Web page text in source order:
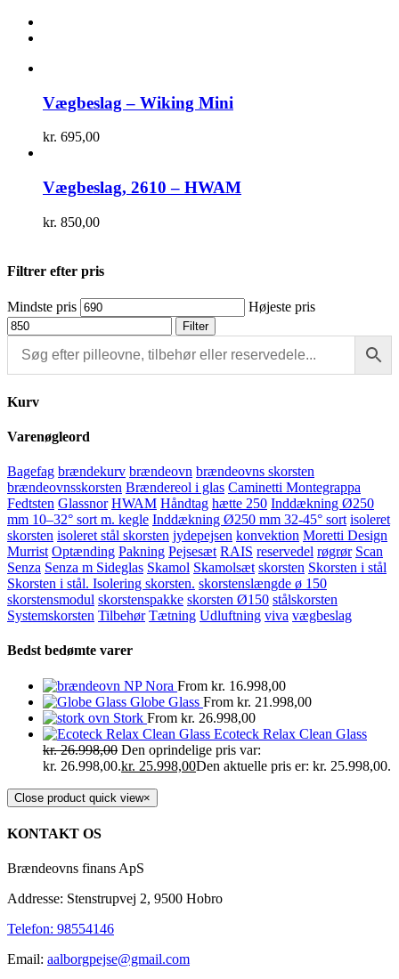
Vægbeslag – Wiking Mini
kr. 695,00
Vægbeslag, 2610 – HWAM
kr. 850,00
Filtrer efter pris
Mindste pris Højeste pris
Filter
Kurv
Varenøgleord
Bagefag brændekurv brændeovn brændeovns skorsten
brændeovnsskorsten Brændereol i glas Caminetti Montegrappa
Fedtsten Glassnor HWAM Håndtag hætte 250 Inddækning Ø250
mm 10–32° sort m. kegle Inddækning Ø250 mm 32-45° sort isoleret
skorsten isoleret stål skorsten jydepejsen konvektion Moretti Design
Murrist Optænding Pakning Pejsesæt RAIS reservedel røgrør Scan
Senza Senza m Sideglas Skamol Skamolsæt skorsten Skorsten i stål
Skorsten i stål. Isolering skorsten. skorstenslængde ø 150
skorstensmodul skorstenspakke skorsten Ø150 stålskorsten
Systemskorsten Tilbehør Tætning Udluftning viva vægbeslag
Bedst bedømte varer
NP Nora From kr. 16.998,00
Globe Glass From kr. 21.998,00
Stork From kr. 26.998,00
Ecoteck Relax Clean Glass
kr.26.998,00 Den oprindelige pris var:
kr. 26.998,00.kr. 25.998,00Den aktuelle pris er: kr. 25.998,00.
Close product quick view×
KONTAKT OS
Brændeovns finans ApS
Addresse: Stenstrupvej 2, 9500 Hobro
Telefon: 98554146
Email: aalborgpejse@gmail.com